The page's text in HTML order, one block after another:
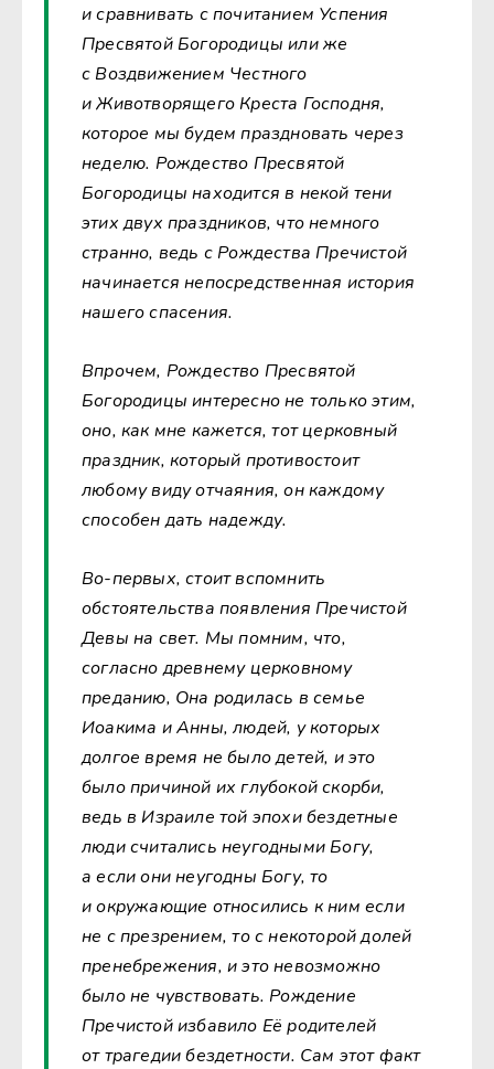
и сравнивать с почитанием Успения
Пресвятой Богородицы или же
с Воздвижением Честного
и Животворящего Креста Господня,
которое мы будем праздновать через
неделю. Рождество Пресвятой
Богородицы находится в некой тени
этих двух праздников, что немного
странно, ведь с Рождества Пречистой
начинается непосредственная история
нашего спасения.
Впрочем, Рождество Пресвятой
Богородицы интересно не только этим,
оно, как мне кажется, тот церковный
праздник, который противостоит
любому виду отчаяния, он каждому
способен дать надежду.
Во-первых, стоит вспомнить
обстоятельства появления Пречистой
Девы на свет. Мы помним, что,
согласно древнему церковному
преданию, Она родилась в семье
Иоакима и Анны, людей, у которых
долгое время не было детей, и это
было причиной их глубокой скорби,
ведь в Израиле той эпохи бездетные
люди считались неугодными Богу,
а если они неугодны Богу, то
и окружающие относились к ним если
не с презрением, то с некоторой долей
пренебрежения, и это невозможно
было не чувствовать. Рождение
Пречистой избавило Её родителей
от трагедии бездетности. Сам этот факт